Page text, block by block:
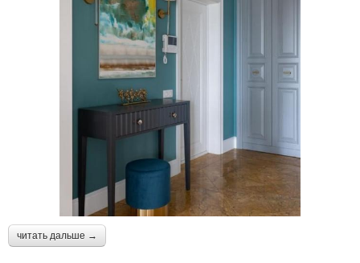
читать дальше →